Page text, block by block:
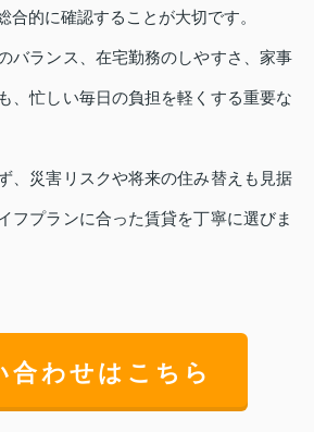
合的に確認することが大切です。
バランス、在宅勤務のしやすさ、家事
、忙しい毎日の負担を軽くする重要な
、災害リスクや将来の住み替えも見据
フプランに合った賃貸を丁寧に選びま
合わせはこちら